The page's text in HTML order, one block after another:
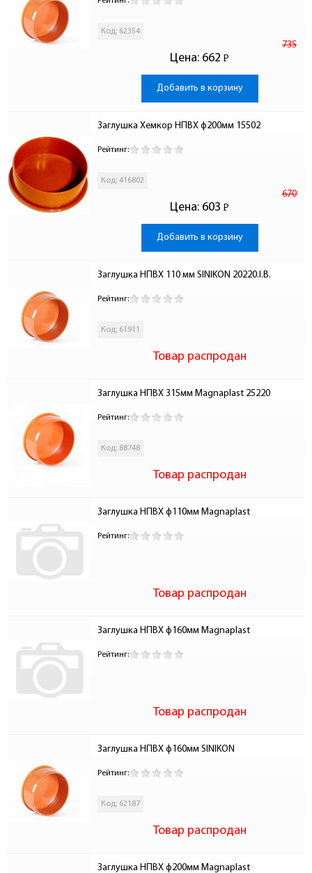
Код: 62354
Цена:
735
662 Р
-
Добавить в корзину
Заглушка Хемкор НПВХ ф200мм 15502
Рейтинг:
Код: 416802
Цена:
670
603 Р
-
Добавить в корзину
Заглушка НПВХ 110 мм SINIKON 20220.I.B.
Рейтинг:
Код: 61911
Товар распродан
Заглушка НПВХ 315мм Magnaplast 25220
Рейтинг:
Код: 88748
Товар распродан
Заглушка НПВХ ф110мм Magnaplast
Рейтинг:
Товар распродан
Заглушка НПВХ ф160мм Magnaplast
Рейтинг:
Товар распродан
Заглушка НПВХ ф160мм SINIKON
Рейтинг:
Код: 62187
Товар распродан
Заглушка НПВХ ф200мм Magnaplast